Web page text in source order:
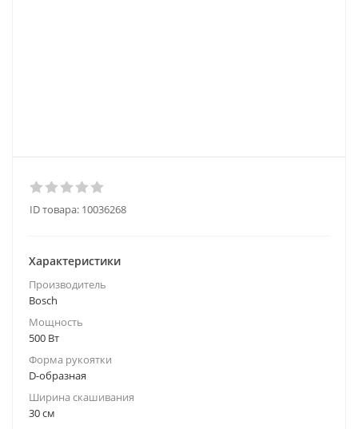
ID товара: 10036268
Характеристики
Производитель
Bosch
Мощность
500 Вт
Форма рукоятки
D-образная
Ширина скашивания
30 см